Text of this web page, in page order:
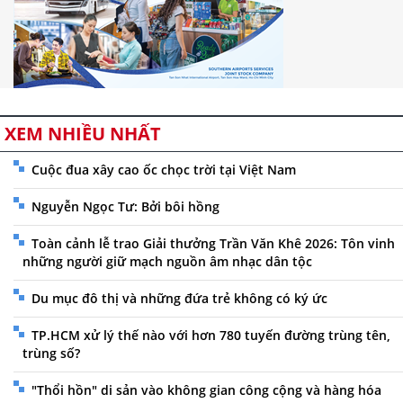
XEM NHIỀU NHẤT
Cuộc đua xây cao ốc chọc trời tại Việt Nam
Nguyễn Ngọc Tư: Bởi bôi hồng
Toàn cảnh lễ trao Giải thưởng Trần Văn Khê 2026: Tôn vinh
những người giữ mạch nguồn âm nhạc dân tộc
Du mục đô thị và những đứa trẻ không có ký ức
TP.HCM xử lý thế nào với hơn 780 tuyến đường trùng tên,
trùng số?
"Thổi hồn" di sản vào không gian công cộng và hàng hóa